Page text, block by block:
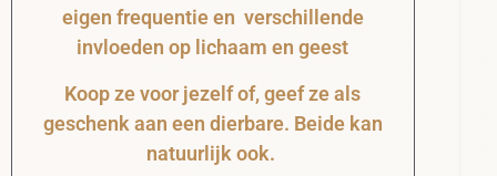
eigen frequentie en verschillende
invloeden op lichaam en geest
Koop ze voor jezelf of, geef ze als
geschenk aan een dierbare. Beide kan
natuurlijk ook.